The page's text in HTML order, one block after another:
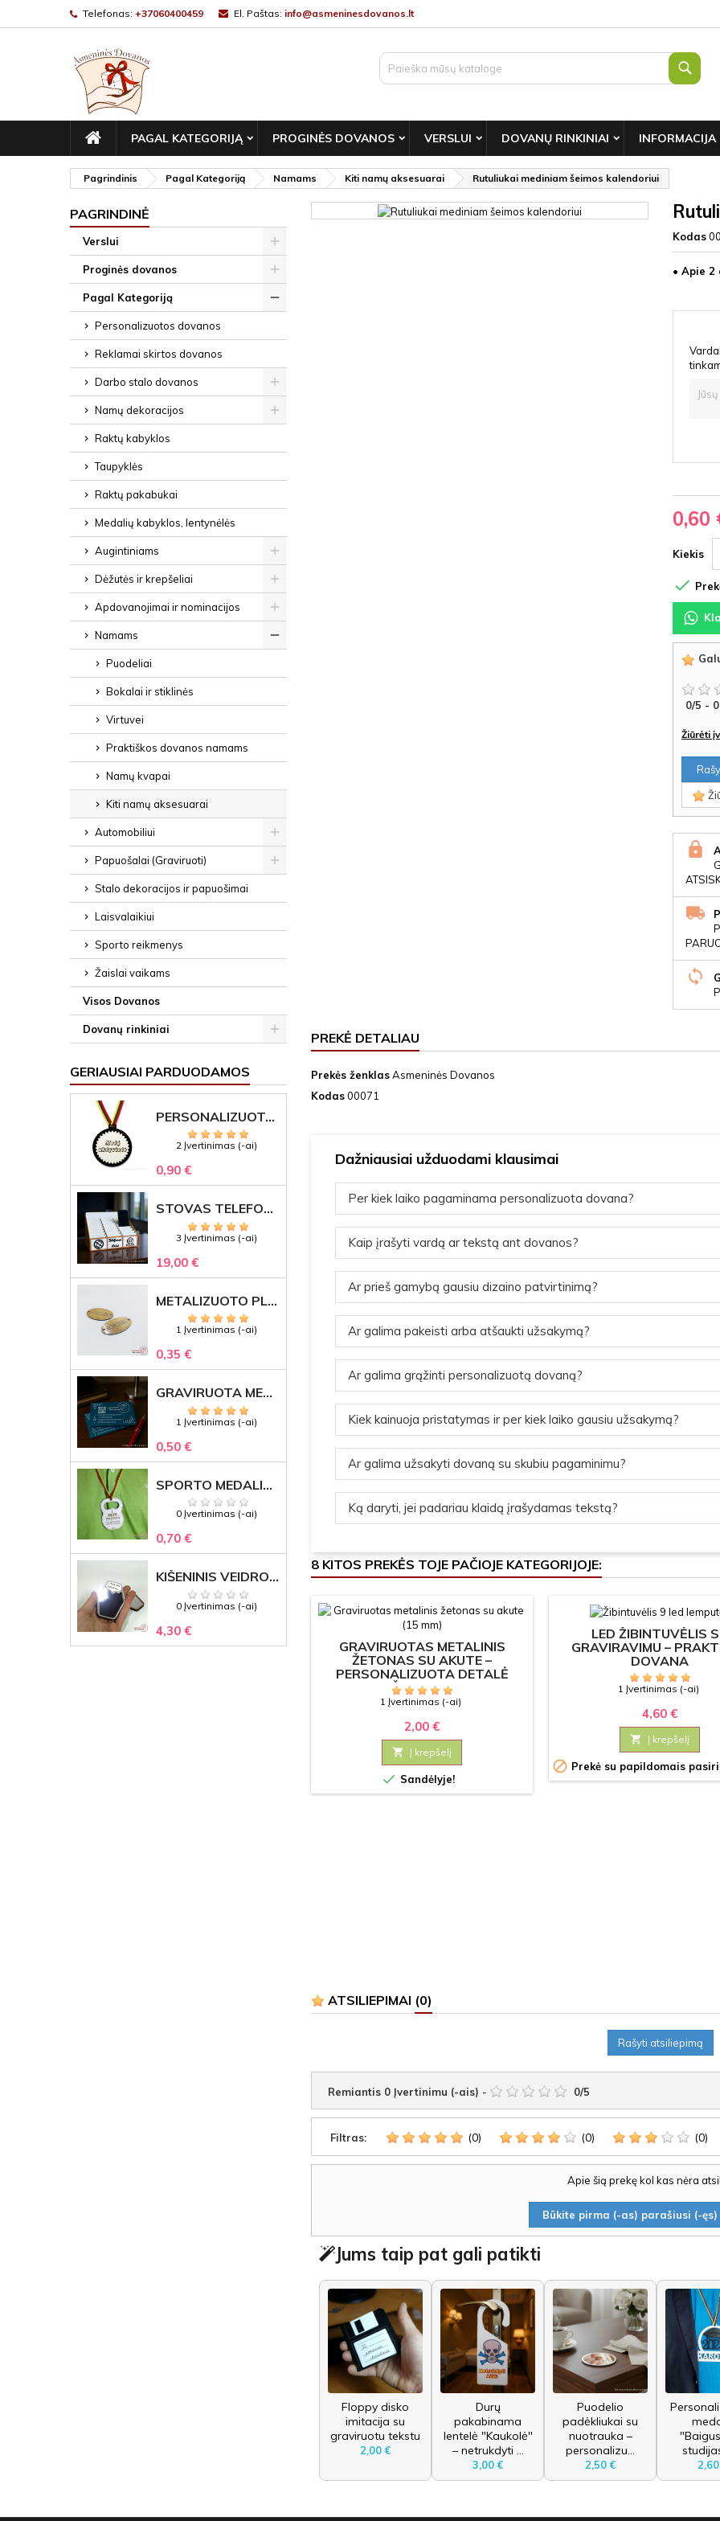
Telefonas: +37060400459 El. Paštas: info@asmeninesdovanos.lt
PAGRINDINIS
PAGAL KATEGORIJĄ PROGINĖS DOVANOS VERSLUI DOVANŲ RINKINIAI INFORMACIJA
Pagrindinis Pagal Kategoriją Namams Kiti namų aksesuarai Rutuliukai mediniam šeimos kalendoriui
PAGRINDINĖ
Verslui
Proginės dovanos
Pagal Kategoriją
Personalizuotos dovanos
Reklamai skirtos dovanos
Darbo stalo dovanos
Namų dekoracijos
Raktų kabyklos
Taupyklės
Raktų pakabukai
Medalių kabyklos, lentynėlės
Augintiniams
Dėžutės ir krepšeliai
Apdovanojimai ir nominacijos
Namams
Puodeliai
Bokalai ir stiklinės
Virtuvei
Praktiškos dovanos namams
Namų kvapai
Kiti namų aksesuarai
Automobiliui
Papuošalai (Graviruoti)
Stalo dekoracijos ir papuošimai
Laisvalaikiui
Sporto reikmenys
Žaislai vaikams
Visos Dovanos
Dovanų rinkiniai
GERIAUSIAI PARDUODAMOS
PERSONALIZUOTAS MEDALIS "1" SU GRAVIRUOTU TEKSTU
2 Įvertinimas (-ai)
0,90 €
STOVAS TELEFONAMS KLASEI (27 VIETOS) – GRAVIRUOJAMAS ORGANIZATORIUS
3 Įvertinimas (-ai)
19,00 €
METALIZUOTO PLASTIKO ETIKETĖS SU GRAVIRUOTU TEKSTU -LOGOTIPU
1 Įvertinimas (-ai)
0,35 €
GRAVIRUOTA METALINĖ VIZITINĖ KORTELĖ SU LOGOTIPU – REPREZENTACINĖ VERSLO DOVANA
1 Įvertinimas (-ai)
0,50 €
SPORTO MEDALIS "STIPRUOLIS" SU GRAVIRUOTU TEKSTU
0 Įvertinimas (-ai)
0,70 €
KIŠENINIS VEIDRODĖLIS
0 Įvertinimas (-ai)
4,30 €
Kodas
• Apie 2
0,60
Kiekis

0/5 - 0
Žiūrėti
PREKĖ DETALIAU
Prekės ženklasAsmeninės Dovanos
Kodas00071
Dažniausiai užduodami klausimai
Per kiek laiko pagaminama personalizuota dovana?
Kaip įrašyti vardą ar tekstą ant dovanos?
Ar prieš gamybą gausiu dizaino patvirtinimą?
Ar galima pakeisti arba atšaukti užsakymą?
Ar galima grąžinti personalizuotą dovaną?
Kiek kainuoja pristatymas ir per kiek laiko gausiu užsakymą?
Ar galima užsakyti dovaną su skubiu pagaminimu?
Ką daryti, jei padariau klaidą įrašydamas tekstą?
8 KITOS PREKĖS TOJE PAČIOJE KATEGORIJOJE:
GRAVIRUOTAS METALINIS
ŽETONAS SU AKUTE –
PERSONALIZUOTA DETALĖ
PAPUOŠALAMS (15 MM)
1 Įvertinimas (-ai)
2,00 €
 Į krepšelį
 Sandėlyje!
LED ŽIBINTUVĖLIS
GRAVIRAVIMU –
DOVANA
1 Įvertinimas (-ai)
4,60 €
 Į krepšelį
 Prekė su papildomais
ATSILIEPIMAI (0)
Rašyti atsiliepimą
Remiantis 0 Įvertinimu (-ais) - 0/5
Filtras: (0) (0) (0)
Apie šią prekę kol kas nėra
Būkite pirma (-as) parašiusi (-
Jums taip pat gali patikti
Floppy disko
imitacija su
graviruotu tekstu
2,00 €
Durų
pakabinama
lentelė "Kaukolė"
– netrukdyti ...
3,00 €
Puodelio
padėkliukai su
nuotrauka –
personalizu...
2,50 €